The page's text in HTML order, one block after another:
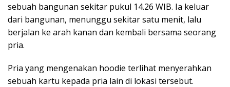
sebuah bangunan sekitar pukul 14.26 WIB. Ia keluar
dari bangunan, menunggu sekitar satu menit, lalu
berjalan ke arah kanan dan kembali bersama seorang
pria.
Pria yang mengenakan hoodie terlihat menyerahkan
sebuah kartu kepada pria lain di lokasi tersebut.